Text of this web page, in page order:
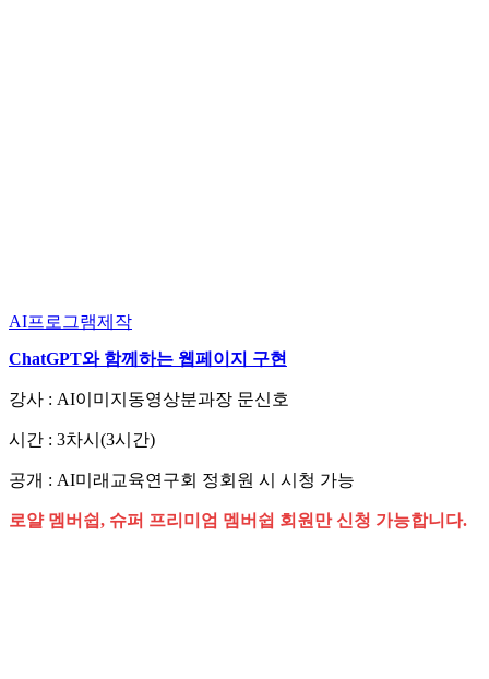
AI프로그램제작
ChatGPT와 함께하는 웹페이지 구현
강사 : AI이미지동영상분과장 문신호
시간 : 3차시(3시간)
공개 : AI미래교육연구회 정회원 시 시청 가능
로얄 멤버쉽, 슈퍼 프리미엄 멤버쉽 회원만 신청 가능합니다.